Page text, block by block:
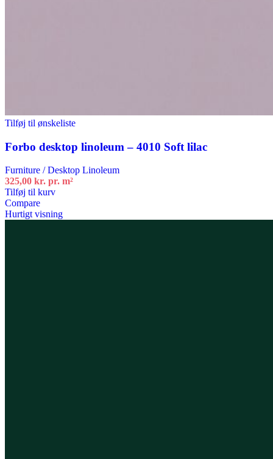
Tilføj til ønskeliste
Forbo desktop linoleum – 4010 Soft lilac
Furniture / Desktop Linoleum
325,00 kr. pr. m²
Tilføj til kurv
Compare
Hurtigt visning